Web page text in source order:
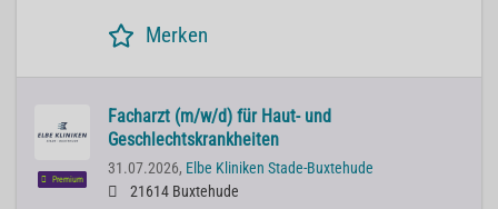
Merken
Premium
Facharzt (m/w/d) für Haut- und
Geschlechtskrankheiten
31.07.2026, Elbe Kliniken Stade-Buxtehude
21614 Buxtehude